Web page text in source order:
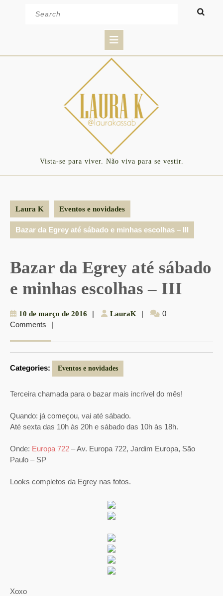
Button
Vista-se para viver. Não viva para se vestir.
Laura K Eventos e novidades
Bazar da Egrey até sábado e minhas escolhas – III
Bazar da Egrey até sábado
e minhas escolhas – III
10 de março de 2016 10| LauraK LauraK
|
0
Comments
|
Categories: Eventos e novidades
Terceira chamada para o bazar mais incrível do mês!
Quando: já começou, vai até sábado.
Até sexta das 10h às 20h e sábado das 10h às 18h.
Onde: Europa 722 – Av. Europa 722, Jardim Europa, São
Paulo – SP
Looks completos da Egrey nas fotos.
Xoxo